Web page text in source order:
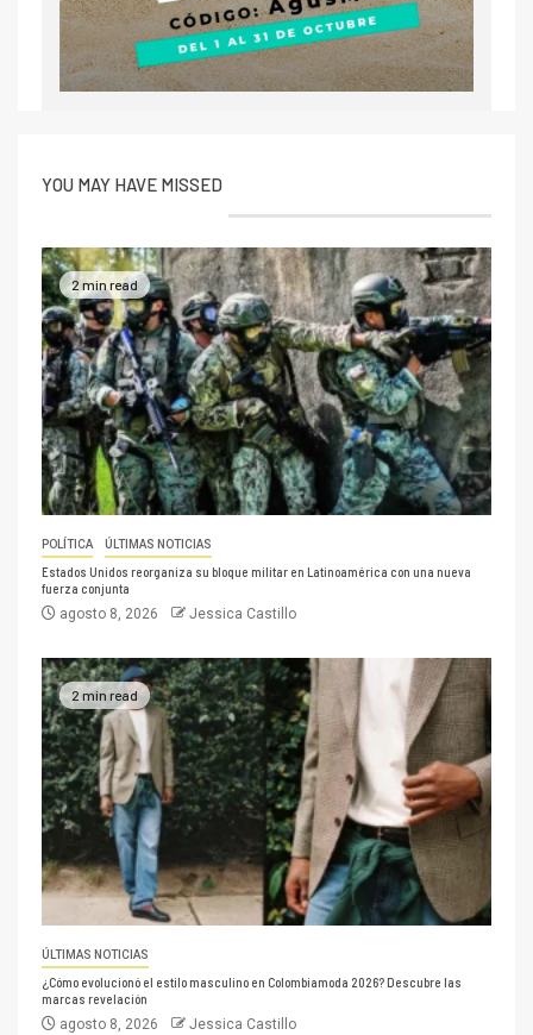
YOU MAY HAVE MISSED
2 min read
POLÍTICA ÚLTIMAS NOTICIAS
Estados Unidos reorganiza su bloque militar en Latinoamérica con una nueva
fuerza conjunta
agosto 8, 2026 Jessica Castillo
2 min read
ÚLTIMAS NOTICIAS
¿Cómo evolucionó el estilo masculino en Colombiamoda 2026? Descubre las
marcas revelación
agosto 8, 2026 Jessica Castillo